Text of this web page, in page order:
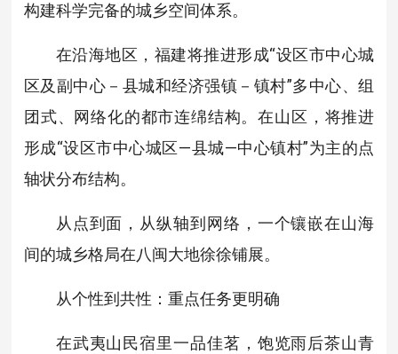
构建科学完备的城乡空间体系。
在沿海地区，福建将推进形成“设区市中心城
区及副中心－县城和经济强镇－镇村”多中心、组
团式、网络化的都市连绵结构。在山区，将推进
形成“设区市中心城区—县城—中心镇村”为主的点
轴状分布结构。
从点到面，从纵轴到网络，一个镶嵌在山海
间的城乡格局在八闽大地徐徐铺展。
从个性到共性：重点任务更明确
在武夷山民宿里一品佳茗，饱览雨后茶山青